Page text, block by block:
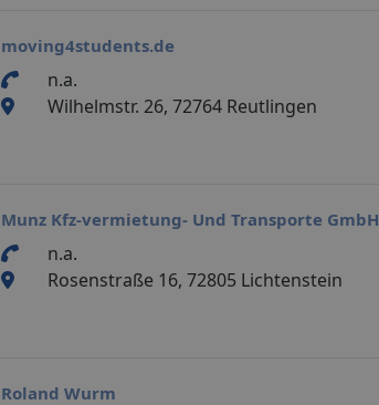
moving4students.de
n.a.
Wilhelmstr. 26, 72764 Reutlingen
Munz Kfz-vermietung- Und Transporte GmbH
n.a.
Rosenstraße 16, 72805 Lichtenstein
Roland Wurm